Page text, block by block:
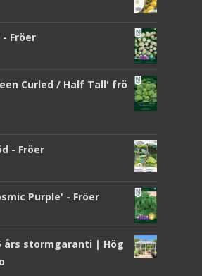
Fröer
Curled / Half Tall' frö
- Fröer
Purple' - Fröer
års stormgaranti | Hög